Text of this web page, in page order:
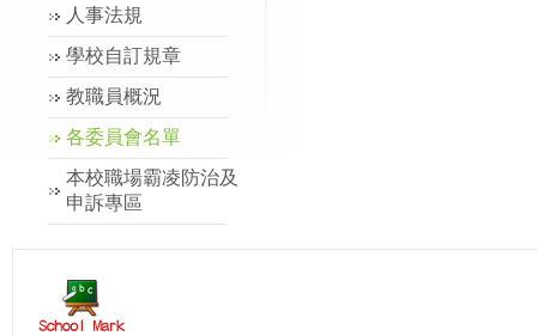
人事法規
學校自訂規章
教職員概況
各委員會名單
本校職場霸凌防治及
申訴專區